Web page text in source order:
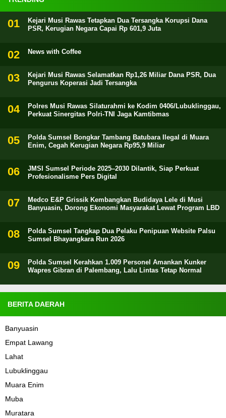
Kejari Musi Rawas Tetapkan Dua Tersangka Korupsi Dana
PSR, Kerugian Negara Capai Rp 601,9 Juta
News with Coffee
Kejari Musi Rawas Selamatkan Rp1,26 Miliar Dana PSR, Dua
Pengurus Koperasi Jadi Tersangka
Polres Musi Rawas Silaturahmi ke Kodim 0406/Lubuklinggau,
Perkuat Sinergitas Polri-TNI Jaga Kamtibmas
Polda Sumsel Bongkar Tambang Batubara Ilegal di Muara
Enim, Cegah Kerugian Negara Rp95,9 Miliar
JMSI Sumsel Periode 2025–2030 Dilantik, Siap Perkuat
Profesionalisme Pers Digital
Medco E&P Grissik Kembangkan Budidaya Lele di Musi
Banyuasin, Dorong Ekonomi Masyarakat Lewat Program LBD
Polda Sumsel Tangkap Dua Pelaku Penipuan Website Palsu
Sumsel Bhayangkara Run 2026
Polda Sumsel Kerahkan 1.009 Personel Amankan Kunker
Wapres Gibran di Palembang, Lalu Lintas Tetap Normal
BERITA DAERAH
Banyuasin
Empat Lawang
Lahat
Lubuklinggau
Muara Enim
Muba
Muratara